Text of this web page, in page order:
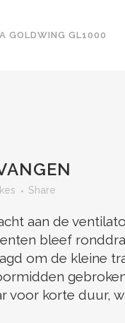
GOLDWING GL1000
Share
aan de
bleef
om de kleine
voor korte duur,